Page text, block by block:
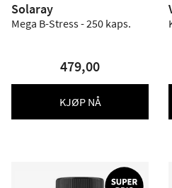
Solaray
Mega B-Stress - 250 kaps.
479,00
KJØP NÅ